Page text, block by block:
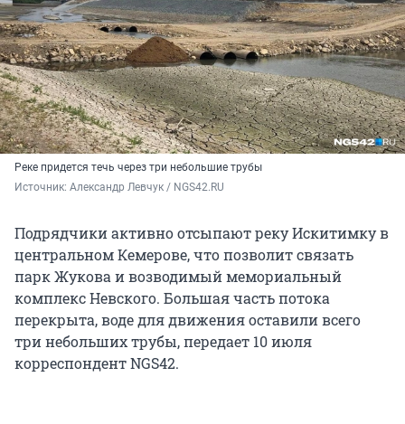
Реке придется течь через три небольшие трубы
Источник: Александр Левчук / NGS42.RU
Подрядчики активно отсыпают реку Искитимку в
центральном Кемерове, что позволит связать
парк Жукова и возводимый мемориальный
комплекс Невского. Большая часть потока
перекрыта, воде для движения оставили всего
три небольших трубы, передает 10 июля
корреспондент NGS42.